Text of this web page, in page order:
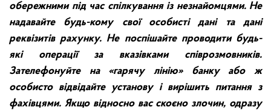
обережними під час спілкування із незнайомцями. Не
надавайте будь-кому свої особисті дані та дані
реквізитів рахунку. Не поспішайте проводити будь-
які операції за вказівками співрозмовників.
Зателефонуйте на «гарячу лінію» банку або ж
особисто відвідайте установу і вирішить питання з
фахівцями. Якщо відносно вас скоєно злочин, одразу